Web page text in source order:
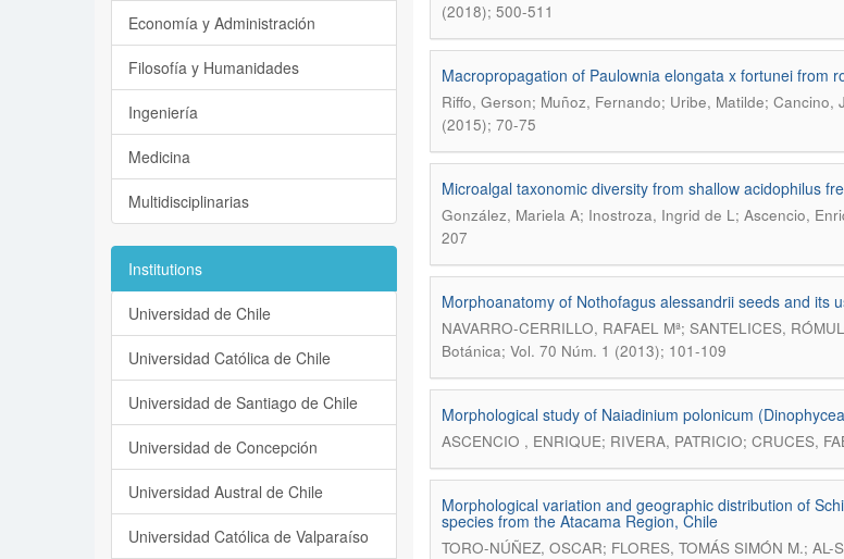
(2018); 500-511
Macropropagation of Paulownia elongata x fortunei from
Riffo, Gerson; Muñoz, Fernando; Uribe, Matilde;
(2015); 70-75
Microalgal taxonomic diversity from shallow acidophilus
González, Mariela A; Inostroza, Ingrid de L; Ascencio,
207
Morphoanatomy of Nothofagus alessandrii seeds and its
NAVARRO-CERRILLO, RAFAEL Mª; SANTELICES,
Botánica; Vol. 70 Núm. 1 (2013); 101-109
Morphological study of Naiadinium polonicum
ASCENCIO , ENRIQUE; RIVERA, PATRICIO; CRUCES,
Morphological variation and geographic distribution of
species from the Atacama Region, Chile
TORO-NÚÑEZ, OSCAR; FLORES, TOMÁS SIMÓN M.; AL-
Economía y Administración
Filosofía y Humanidades
Ingeniería
Medicina
Multidisciplinarias
Institutions
Universidad de Chile
Universidad Católica de Chile
Universidad de Santiago de Chile
Universidad de Concepción
Universidad Austral de Chile
Universidad Católica de Valparaíso